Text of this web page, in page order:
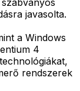
javasolta.
a Windows
4
rendszerek